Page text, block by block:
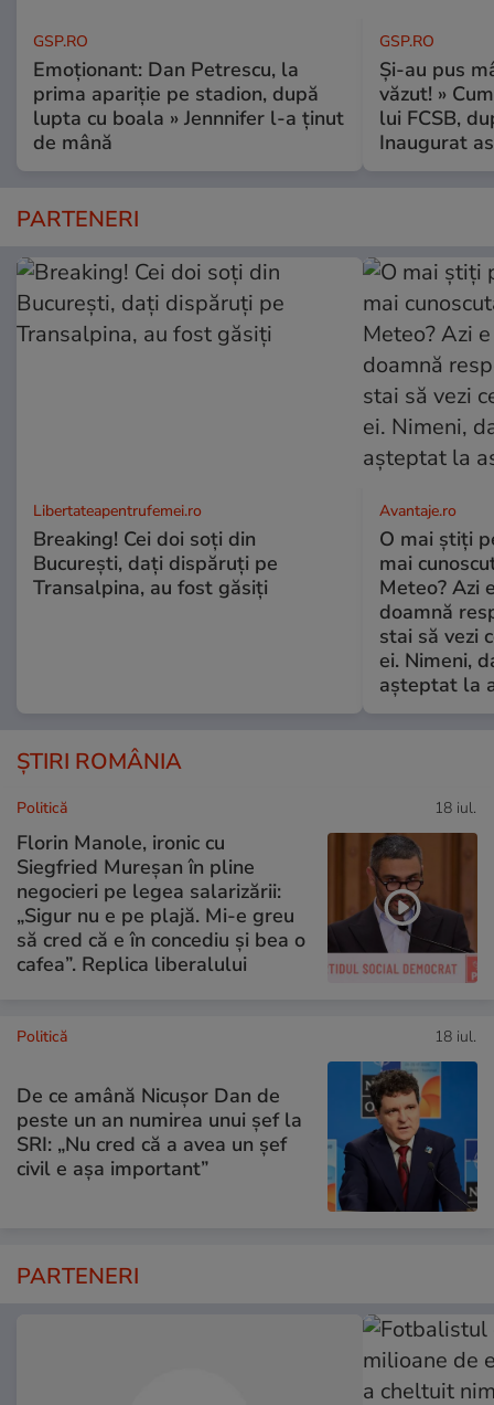
GSP.RO
Emoționant: Dan Petrescu, la
prima apariție pe stadion, după
lupta cu boala » Jennnifer l-a ținut
de mână
GSP.RO
Și-au pus
văzut! »
lui FCSB,
Inaugurat
PARTENERI
Libertateapentrufemei.ro
Breaking! Cei doi soți din
București, dați dispăruți pe
Transalpina, au fost găsiți
Avantaje.ro
O mai știți
mai
Meteo? Azi
doamnă
stai să vezi
ei. Nimeni,
așteptat la
ȘTIRI ROMÂNIA
Politică 18 iul.
Florin Manole, ironic cu
Siegfried Mureșan în pline
negocieri pe legea salarizării:
„Sigur nu e pe plajă. Mi-e greu
să cred că e în concediu și bea o
cafea”. Replica liberalului
Politică 18 iul.
De ce amână Nicușor Dan de
peste un an numirea unui șef la
SRI: „Nu cred că a avea un şef
civil e așa important”
PARTENERI